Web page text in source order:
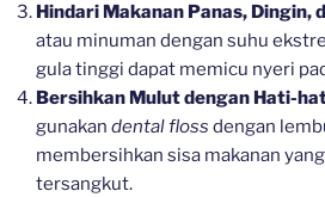
Hindari Makanan Panas, Dingin,
atau minuman dengan suhu
gula tinggi dapat memicu nyeri
Bersihkan Mulut dengan Hati-
gunakan dental floss dengan
membersihkan sisa makanan
tersangkut.